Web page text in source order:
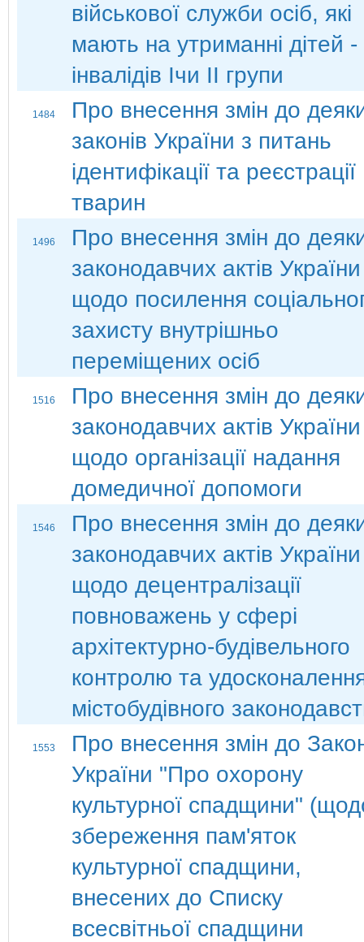
військової служби осіб, які
мають на утриманні дітей -
інвалідів Ічи ІІ групи
1484
Про внесення змін до
законів України з питань
ідентифікації та реєстрації
тварин
1496
Про внесення змін до
законодавчих актів України
щодо посилення
захисту внутрішньо
переміщених осіб
1516
Про внесення змін до
законодавчих актів України
щодо організації надання
домедичної допомоги
1546
Про внесення змін до
законодавчих актів України
щодо децентралізації
повноважень у сфері
архітектурно-будівельного
контролю та
містобудівного
1553
Про внесення змін до
України "Про охорону
культурної спадщини"
збереження пам'яток
культурної спадщини,
внесених до Списку
всесвітньої спадщини